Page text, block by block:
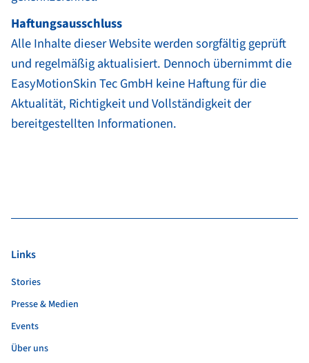
Haftungsausschluss
Alle Inhalte dieser Website werden sorgfältig geprüft
und regelmäßig aktualisiert. Dennoch übernimmt die
EasyMotionSkin Tec GmbH keine Haftung für die
Aktualität, Richtigkeit und Vollständigkeit der
bereitgestellten Informationen.
Links
Stories
Presse & Medien
Events
Über uns